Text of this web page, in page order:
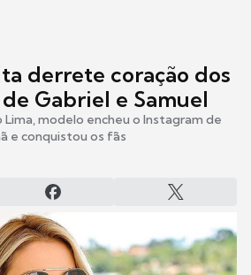
derrete coração dos
Gabriel e Samuel
modelo encheu o Instagram de
e conquistou os fãs